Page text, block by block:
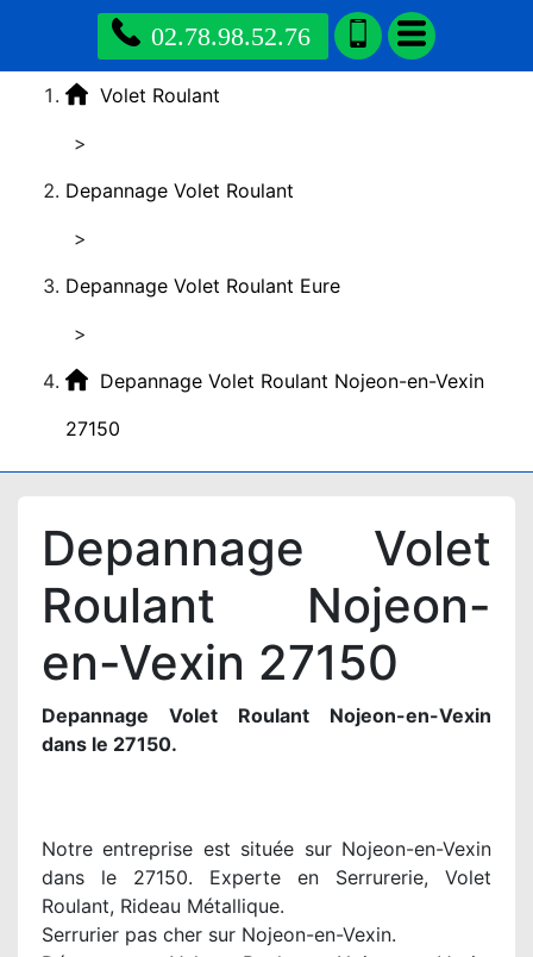
02.78.98.52.76
Volet Roulant
>
Depannage Volet Roulant
>
Depannage Volet Roulant Eure
>
Depannage Volet Roulant Nojeon-en-Vexin
27150
Depannage Volet
Roulant Nojeon-
en-Vexin 27150
Depannage Volet Roulant Nojeon-en-Vexin
dans le 27150.
Notre entreprise est située sur Nojeon-en-Vexin
dans le 27150. Experte en Serrurerie, Volet
Roulant, Rideau Métallique.
Serrurier pas cher sur Nojeon-en-Vexin.